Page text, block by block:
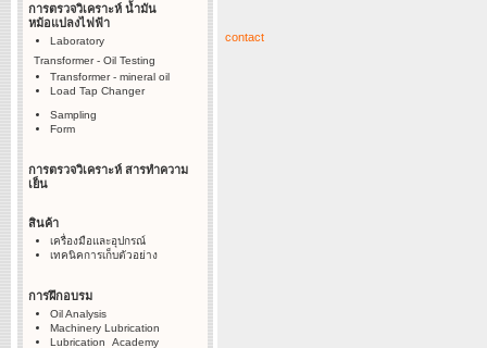
การตรวจวิเคราะห์ น้ำมัน
หม้อแปลงไฟฟ้า
Laboratory
Transformer - Oil Testing
Transformer - mineral oil
Load Tap Changer
Sampling
Form
การตรวจวิเคราะห์ สารทำความ
เย็น
สินค้า
เครื่องมือและอุปกรณ์
เทคนิคการเก็บตัวอย่าง
การฝึกอบรม
Oil Analysis
Machinery Lubrication
Lubrication Academy
contact